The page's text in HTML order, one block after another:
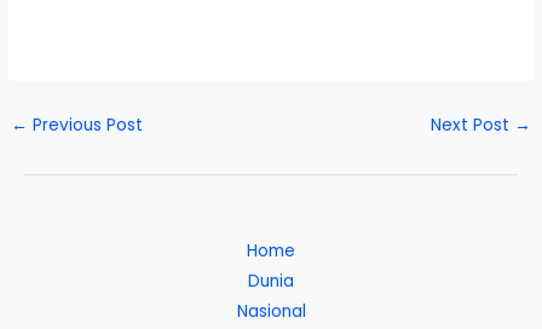
← Previous Post Next Post →
Home
Dunia
Nasional